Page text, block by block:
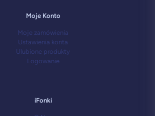
Moje Konto
Moje zamówienia
Ustawienia konta
Ulubione produkty
Logowanie
iFonki